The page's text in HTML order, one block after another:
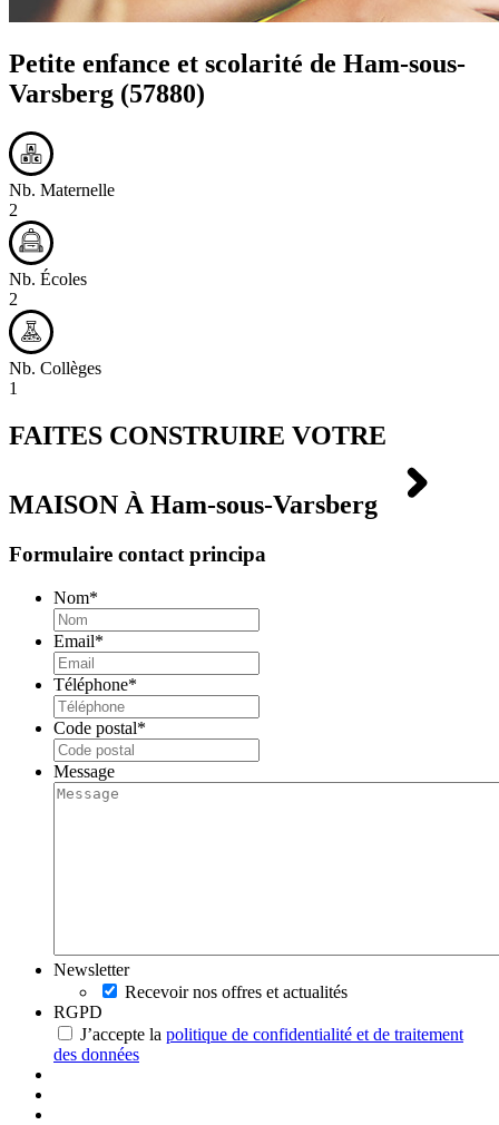
Petite enfance et scolarité de Ham-sous-
Varsberg (57880)
Nb. Maternelle
2
Nb. Écoles
2
Nb. Collèges
1
FAITES CONSTRUIRE VOTRE
MAISON À Ham-sous-Varsberg
Formulaire contact principa
Nom*
Email*
Téléphone*
Code postal*
Message
Newsletter
Recevoir nos offres et actualités
RGPD
J’accepte la politique de confidentialité et de traitement
des données